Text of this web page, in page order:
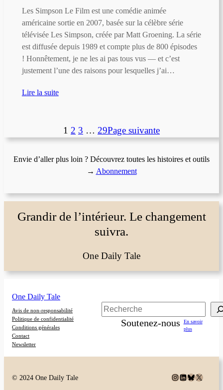
Les Simpson Le Film est une comédie animée
américaine sortie en 2007, basée sur la célèbre série
télévisée Les Simpson, créée par Matt Groening. La série
est diffusée depuis 1989 et compte plus de 800 épisodes
! Honnêtement, je ne les ai pas tous vus — et c’est
justement l’une des raisons pour lesquelles j’ai…
Lire la suite
1 2 3 … 29Page suivante
Envie d’aller plus loin ? Découvrez toutes les histoires et outils
→ Abonnement
Grandir de l’intérieur. Le changement
suivra.
One Daily Tale
One Daily Tale
Avis de non-responsabilité
Politique de confidentialité
Conditions générales
Contact
Newsletter
Rechercher
Soutenez-nous
En savoir
plus
© 2024 One Daily Tale Instagram
LinkedIn
Bluesky
X